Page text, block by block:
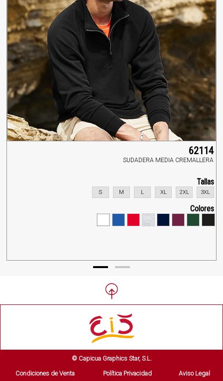
62114
SUDADERA MEDIA CREMALLERA
Tallas
3XL
2XL
XL
L
M
S
Colores
© Capicua Graphics Star, S.L.
Condiciones de Venta Política Privacidad Aviso Legal